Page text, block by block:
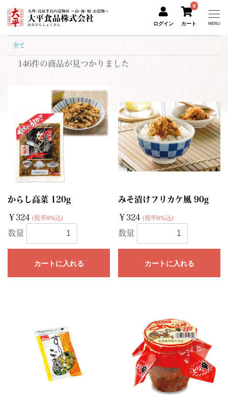
ログイン
0
カート MENU
全て
146件の商品が見つかりました
からし高菜 120g
￥324 (税率8%込)
数量
カートに入れる
みそ漬けフリカケ風 90g
￥324 (税率8%込)
数量
カートに入れる